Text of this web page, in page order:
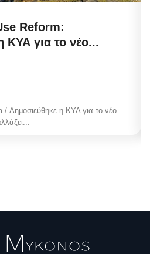
Reform:
ΚΥΑ για το νέο...
Δημοσιεύθηκε η ΚΥΑ για το νέο